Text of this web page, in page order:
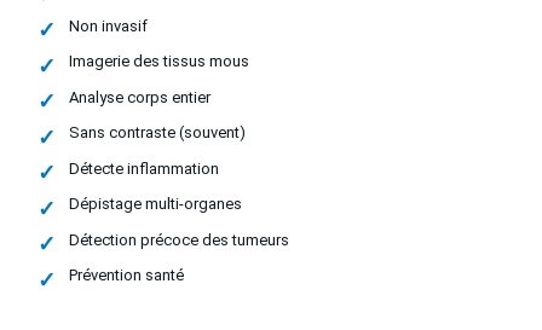
Non invasif
Imagerie des tissus mous
Analyse corps entier
Sans contraste (souvent)
Détecte inflammation
Dépistage multi-organes
Détection précoce des tumeurs
Prévention santé